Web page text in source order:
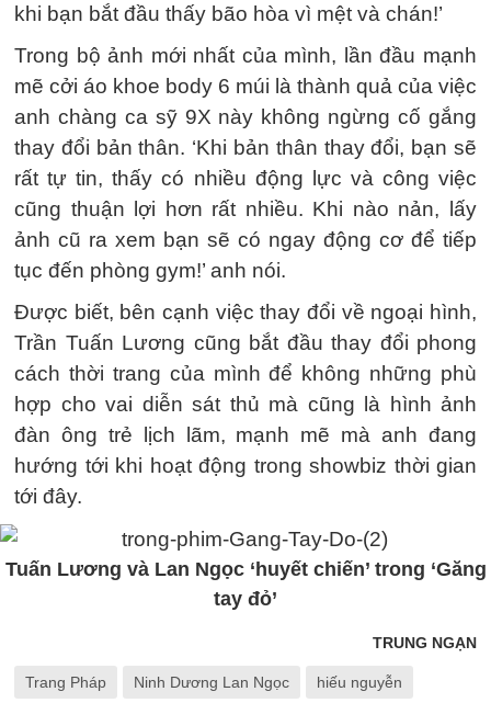
khi bạn bắt đầu thấy bão hòa vì mệt và chán!’
Trong bộ ảnh mới nhất của mình, lần đầu mạnh
mẽ cởi áo khoe body 6 múi là thành quả của việc
anh chàng ca sỹ 9X này không ngừng cố gắng
thay đổi bản thân. ‘Khi bản thân thay đổi, bạn sẽ
rất tự tin, thấy có nhiều động lực và công việc
cũng thuận lợi hơn rất nhiều. Khi nào nản, lấy
ảnh cũ ra xem bạn sẽ có ngay động cơ để tiếp
tục đến phòng gym!’ anh nói.
Được biết, bên cạnh việc thay đổi về ngoại hình,
Trần Tuấn Lương cũng bắt đầu thay đổi phong
cách thời trang của mình để không những phù
hợp cho vai diễn sát thủ mà cũng là hình ảnh
đàn ông trẻ lịch lãm, mạnh mẽ mà anh đang
hướng tới khi hoạt động trong showbiz thời gian
tới đây.
Tuấn Lương và Lan Ngọc ‘huyết chiến’ trong ‘Găng
tay đỏ’
TRUNG NGẠN
Trang Pháp Ninh Dương Lan Ngọc hiếu nguyễn